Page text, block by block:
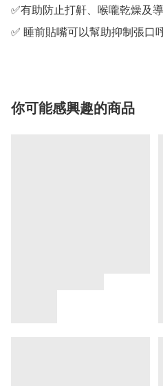
✅有助防止打鼾、喉嚨乾燥及
✅ 睡前貼嘴可以幫助抑制張口
你可能感興趣的商品